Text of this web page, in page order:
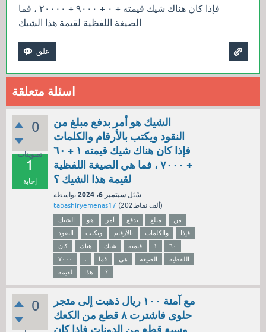
فإذا كان هناك شيك قيمته + ۰ + ۹۰۰۰ + ۲۰۰۰۰ ، فما
الصيغة اللفظية لقيمة هذا الشيك
اسئلة متعلقة
0
تصويتات
1
إجابة
الشيك هو أمر بدفع مبلغ من
النقود ويكتب بالأرقام والكلمات
فإذا كان هناك شيك قيمته ۱ + ٦٠
+ ۷۰۰۰ ، فما هي الصيغة اللفظية
لقيمة هذا الشيك ؟
سُئل سبتمبر 6، 2024
بواسطة
tabashiryemenas17 ( 202ألفنقاط)
الشيك هو أمر بدفع مبلغ
من
النقود
ويكتب بالأرقام والكلمات
فإذا
كان
هناك شيك قيمته ۱
٦٠
۷۰۰۰
، فما هي الصيغة
اللفظية
لقيمة
هذا ؟
0
مع آمنة ١٠٠ ريال ذهبت إلى متجر
حلوى فاشترت ٨ قطع من الكعك
وسبع قطع من الدونات فإذا كان